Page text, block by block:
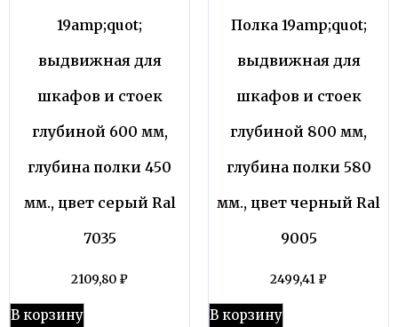
19amp;quot;
выдвижная для
шкафов и стоек
глубиной 600 мм,
глубина полки 450
мм., цвет серый Ral
7035
2109,80 ₽
В корзину
Полка 19amp;quot;
выдвижная для
шкафов и стоек
глубиной 800 мм,
глубина полки 580
мм., цвет черный Ral
9005
2499,41 ₽
В корзину